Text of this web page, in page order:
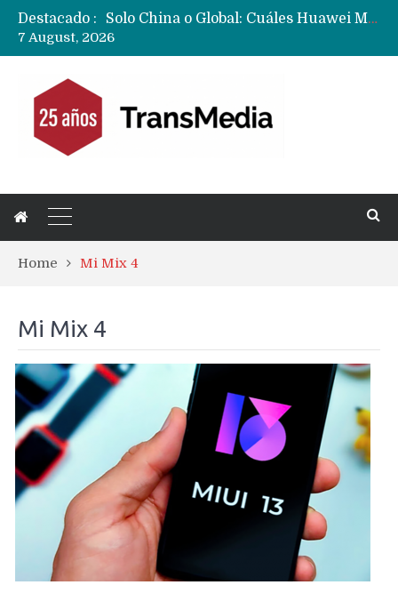
Destacado :
Data Centers de Huawei en Chile, México, Brasil,Perú y Argentina podrían verse afectados por arremetida de EE.UU
7 August, 2026
Home Mi Mix 4
Mi Mix 4